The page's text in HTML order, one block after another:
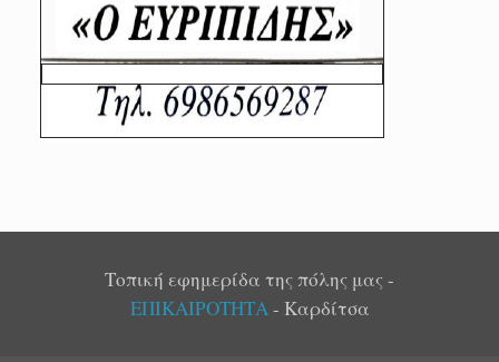
Τοπική εφημερίδα της πόλης μας -
ΕΠΙΚΑΙΡΟΤΗΤΑ- Καρδίτσα